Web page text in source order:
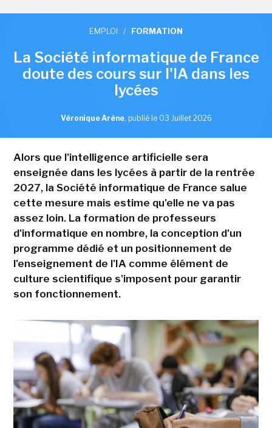
EMPLOI / FORMATION
La Société informatique de France
doute des cours sur l'IA dans les
lycées
Véronique Arène, publié le 03 Juillet 2026
Alors que l'intelligence artificielle sera
enseignée dans les lycées à partir de la rentrée
2027, la Société informatique de France salue
cette mesure mais estime qu'elle ne va pas
assez loin. La formation de professeurs
d'informatique en nombre, la conception d'un
programme dédié et un positionnement de
l'enseignement de l'IA comme élément de
culture scientifique s'imposent pour garantir
son fonctionnement.